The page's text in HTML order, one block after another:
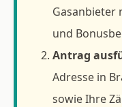
Gasanbieter
und
Antrag
Adresse in
sowie Ihre